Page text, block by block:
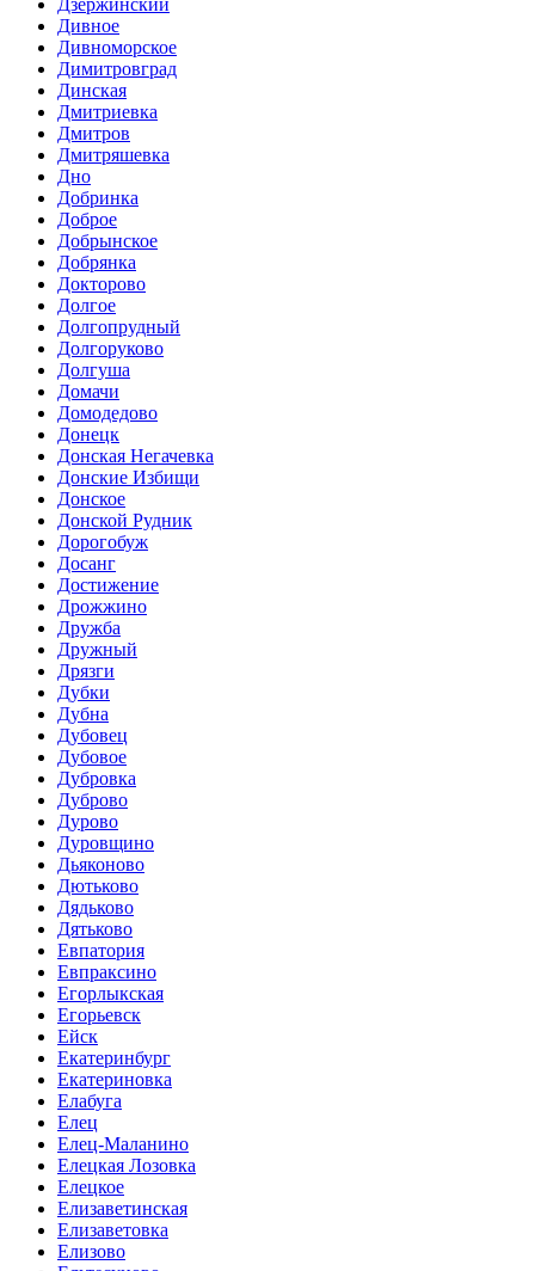
Дивное
Дивноморское
Димитровград
Динская
Дмитриевка
Дмитров
Дмитряшевка
Дно
Добринка
Доброе
Добрынское
Добрянка
Докторово
Долгое
Долгопрудный
Долгоруково
Долгуша
Домачи
Домодедово
Донецк
Донская Негачевка
Донские Избищи
Донское
Донской Рудник
Дорогобуж
Досанг
Достижение
Дрожжино
Дружба
Дружный
Дрязги
Дубки
Дубна
Дубовец
Дубовое
Дубровка
Дуброво
Дурово
Дуровщино
Дьяконово
Дютьково
Дядьково
Дятьково
Евпатория
Евпраксино
Егорлыкская
Егорьевск
Ейск
Екатеринбург
Екатериновка
Елабуга
Елец
Елец-Маланино
Елецкая Лозовка
Елецкое
Елизаветинская
Елизаветовка
Елизово